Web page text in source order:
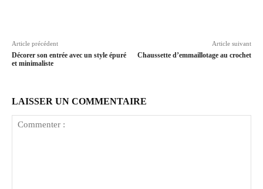
Article précédent
Décorer son entrée avec un style épuré
et minimaliste
Article suivant
Chaussette d’emmaillotage au crochet
LAISSER UN COMMENTAIRE